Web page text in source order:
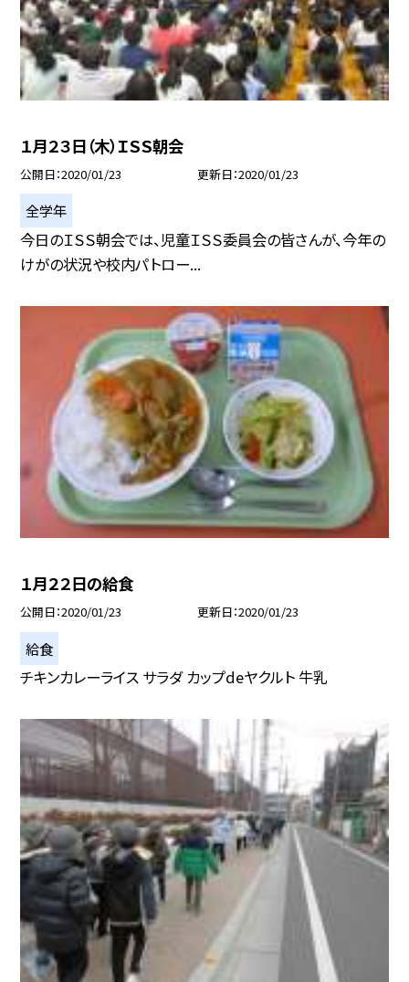
１月２３日（木）ＩＳＳ朝会
公開日 2020/01/23 更新日 2020/01/23
全学年
今日のＩＳＳ朝会では、児童ＩＳＳ委員会の皆さんが、今年の
けがの状況や校内パトロー...
１月２２日の給食
公開日 2020/01/23 更新日 2020/01/23
給食
チキンカレーライス サラダ カップdeヤクルト 牛乳